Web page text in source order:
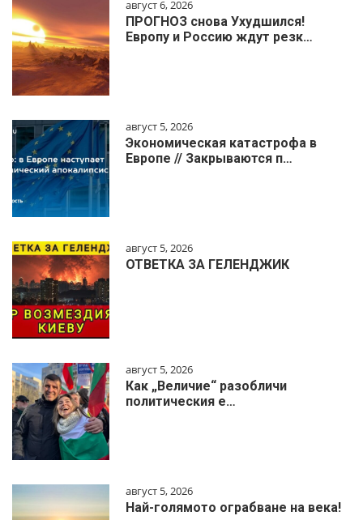
август 6, 2026
ПРОГНОЗ снова Ухудшился!
Европу и Россию ждут резк…
август 5, 2026
Экономическая катастрофа в
Европе // Закрываются п…
август 5, 2026
ОТВЕТКА ЗА ГЕЛЕНДЖИК
август 5, 2026
Как „Величие“ разобличи
политическия е…
август 5, 2026
Най-голямото ограбване на века!